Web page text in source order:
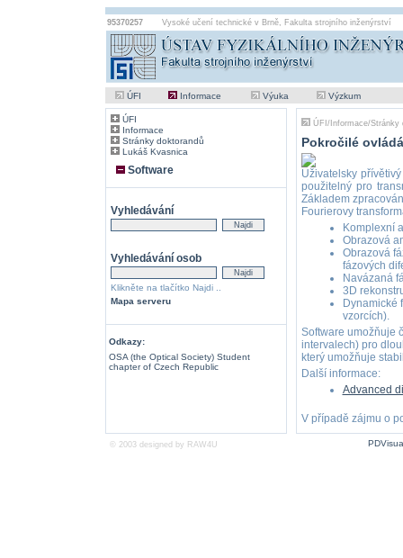
95370257 Vysoké učení technické v Brně, Fakulta strojního inženýrství
ÚFI Informace Výuka Výzkum
ÚFI
Informace
Stránky doktorandů
Lukáš Kvasnica
Software
Vyhledávání
Vyhledávání osob
Klikněte na tlačítko Najdi ..
Mapa serveru
Odkazy:
OSA (the Optical Society) Student
chapter of Czech Republic
ÚFI /Informace/Stránky
Pokročilé
Uživatelsky
použitelný pro
Základem
Fourierovy
Komplexní
Obrazová
Obrazová
fázových
Navázaná
3D
Dynamické
vzorcích).
Software umožňuje
intervalech) pro
který umožňuje
Další informace:
Advanced
V případě zájmu o
© 2003 designed by RAW4U